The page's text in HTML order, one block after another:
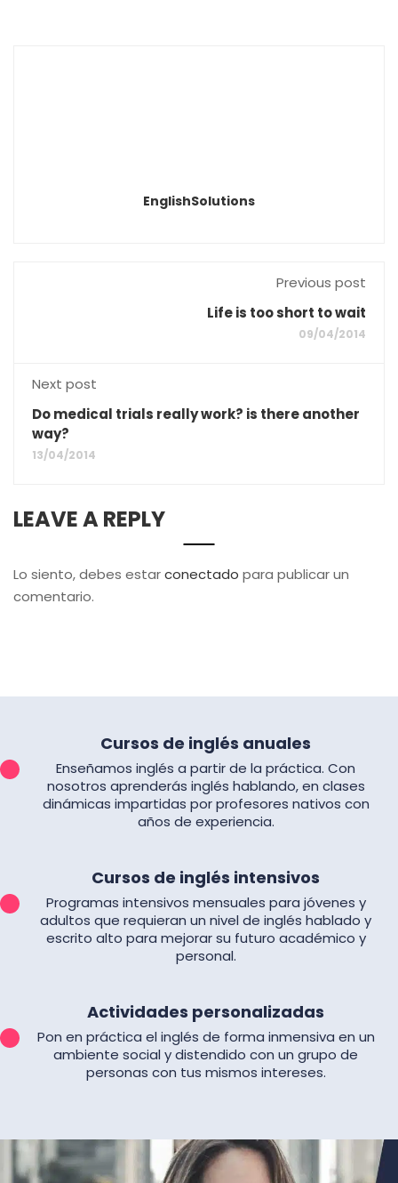
EnglishSolutions
Previous post
Life is too short to wait
09/04/2014
Next post
Do medical trials really work? is there another
way?
13/04/2014
LEAVE A REPLY
Lo siento, debes estarconectado para publicar un
comentario.
Cursos de inglés anuales
Enseñamos inglés a partir de la práctica. Con
nosotros aprenderás inglés hablando, en clases
dinámicas impartidas por profesores nativos con
años de experiencia.
Cursos de inglés intensivos
Programas intensivos mensuales para jóvenes y
adultos que requieran un nivel de inglés hablado y
escrito alto para mejorar su futuro académico y
personal.
Actividades personalizadas
Pon en práctica el inglés de forma inmensiva en un
ambiente social y distendido con un grupo de
personas con tus mismos intereses.